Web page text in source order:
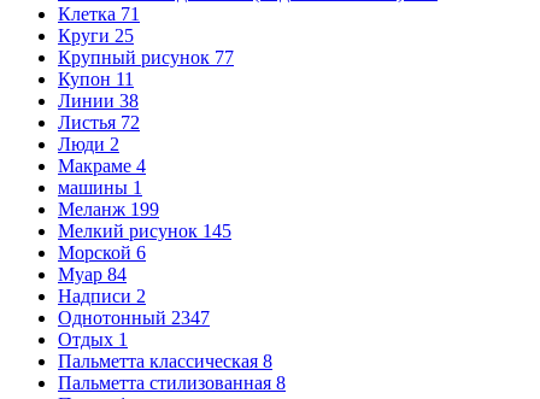
Клетка 71
Круги 25
Крупный рисунок 77
Купон 11
Линии 38
Листья 72
Люди 2
Макраме 4
машины 1
Меланж 199
Мелкий рисунок 145
Морской 6
Муар 84
Надписи 2
Однотонный 2347
Отдых 1
Пальметта классическая 8
Пальметта стилизованная 8